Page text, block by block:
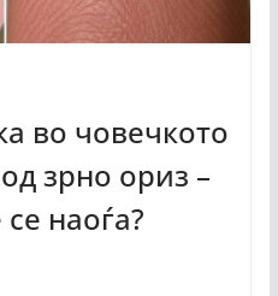
во човечкото
зрно ориз –
наоѓа?